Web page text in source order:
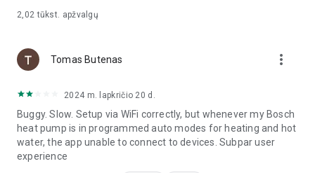
2,02 tūkst. apžvalgų
Tomas Butenas more_vert
2024 m. lapkričio 20 d.
Buggy. Slow. Setup via WiFi correctly, but whenever my Bosch
heat pump is in programmed auto modes for heating and hot
water, the app unable to connect to devices. Subpar user
experience